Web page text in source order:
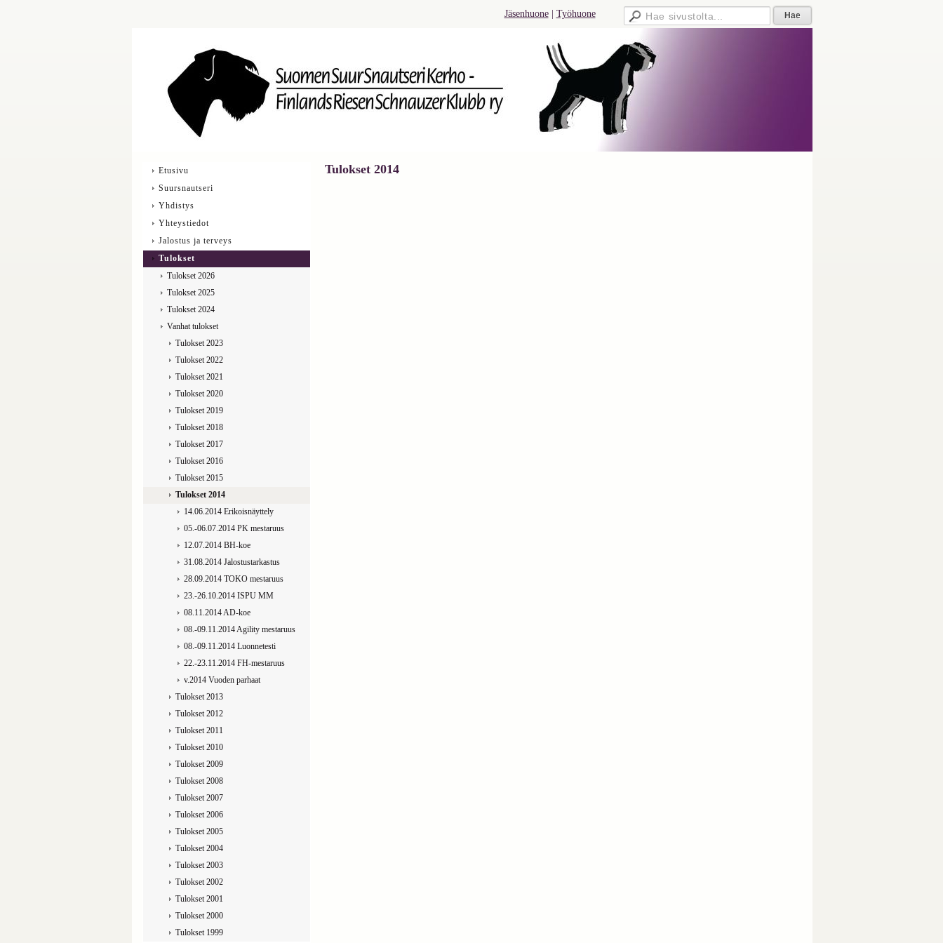
Jäsenhuone Työhuone
Tulokset 2014
Etusivu
Suursnautseri
Yhdistys
Yhteystiedot
Jalostus ja terveys
Tulokset
Tulokset 2026
Tulokset 2025
Tulokset 2024
Vanhat tulokset
Tulokset 2023
Tulokset 2022
Tulokset 2021
Tulokset 2020
Tulokset 2019
Tulokset 2018
Tulokset 2017
Tulokset 2016
Tulokset 2015
Tulokset 2014
14.06.2014 Erikoisnäyttely
05.-06.07.2014 PK mestaruus
12.07.2014 BH-koe
31.08.2014 Jalostustarkastus
28.09.2014 TOKO mestaruus
23.-26.10.2014 ISPU MM
08.11.2014 AD-koe
08.-09.11.2014 Agility mestaruus
08.-09.11.2014 Luonnetesti
22.-23.11.2014 FH-mestaruus
v.2014 Vuoden parhaat
Tulokset 2013
Tulokset 2012
Tulokset 2011
Tulokset 2010
Tulokset 2009
Tulokset 2008
Tulokset 2007
Tulokset 2006
Tulokset 2005
Tulokset 2004
Tulokset 2003
Tulokset 2002
Tulokset 2001
Tulokset 2000
Tulokset 1999